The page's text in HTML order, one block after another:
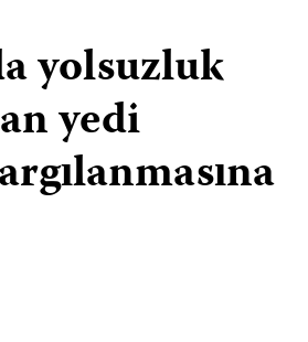
yolsuzluk
yedi